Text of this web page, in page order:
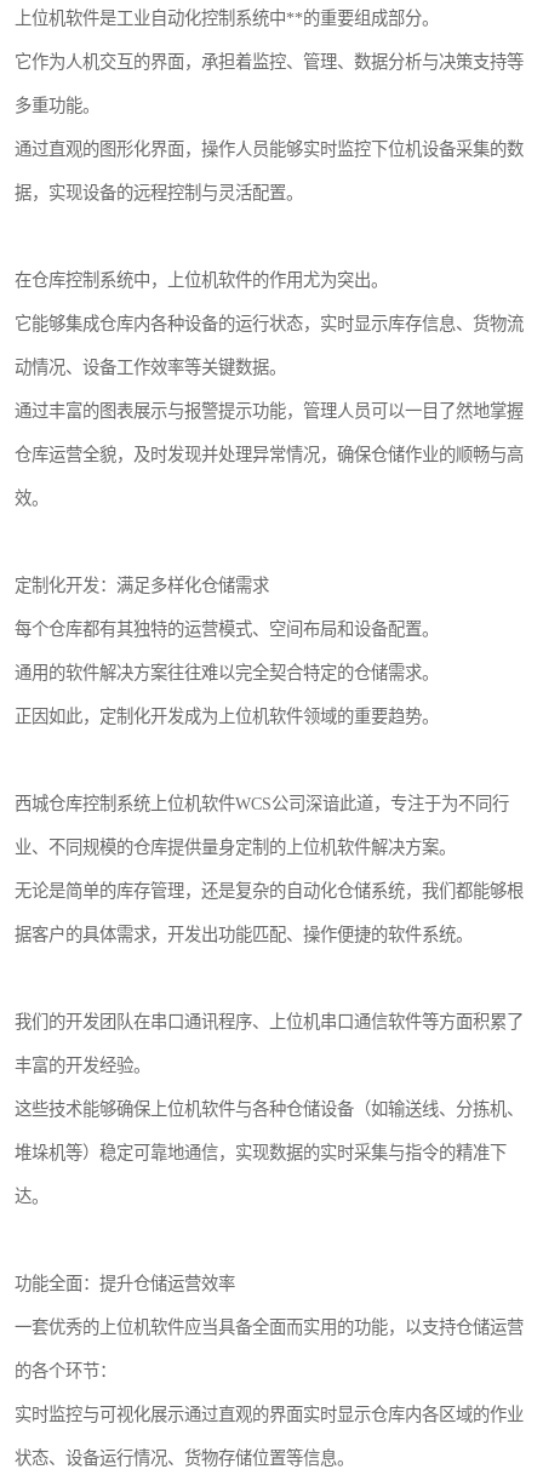
上位机软件是工业自动化控制系统中**的重要组成部分。
它作为人机交互的界面，承担着监控、管理、数据分析与决策支持等
多重功能。
通过直观的图形化界面，操作人员能够实时监控下位机设备采集的数
据，实现设备的远程控制与灵活配置。
在仓库控制系统中，上位机软件的作用尤为突出。
它能够集成仓库内各种设备的运行状态，实时显示库存信息、货物流
动情况、设备工作效率等关键数据。
通过丰富的图表展示与报警提示功能，管理人员可以一目了然地掌握
仓库运营全貌，及时发现并处理异常情况，确保仓储作业的顺畅与高
效。
定制化开发：满足多样化仓储需求
每个仓库都有其独特的运营模式、空间布局和设备配置。
通用的软件解决方案往往难以完全契合特定的仓储需求。
正因如此，定制化开发成为上位机软件领域的重要趋势。
西城仓库控制系统上位机软件WCS公司深谙此道，专注于为不同行
业、不同规模的仓库提供量身定制的上位机软件解决方案。
无论是简单的库存管理，还是复杂的自动化仓储系统，我们都能够根
据客户的具体需求，开发出功能匹配、操作便捷的软件系统。
我们的开发团队在串口通讯程序、上位机串口通信软件等方面积累了
丰富的开发经验。
这些技术能够确保上位机软件与各种仓储设备（如输送线、分拣机、
堆垛机等）稳定可靠地通信，实现数据的实时采集与指令的精准下
达。
功能全面：提升仓储运营效率
一套优秀的上位机软件应当具备全面而实用的功能，以支持仓储运营
的各个环节：
实时监控与可视化展示通过直观的界面实时显示仓库内各区域的作业
状态、设备运行情况、货物存储位置等信息。